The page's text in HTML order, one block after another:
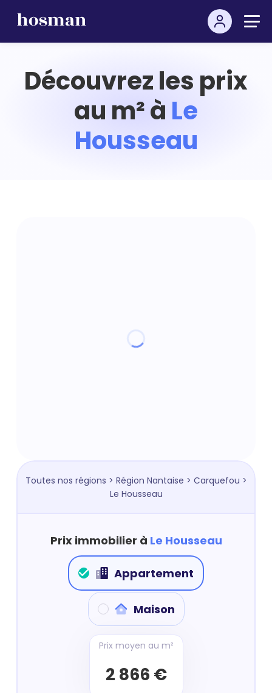
Découvrez les prix
au m² à Le
Housseau
Toutes nos régions > Région Nantaise > Carquefou >
Le Housseau
Prix immobilier à Le Housseau
Appartement
Maison
Prix moyen au m²
2 866 €